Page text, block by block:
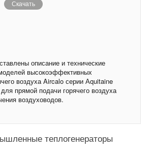
Скачать
описание и технические
высокоэффективных
воздуха Aircalo серии Аquitaine
прямой подачи горячего воздуха
воздуховодов.
теплогенераторы